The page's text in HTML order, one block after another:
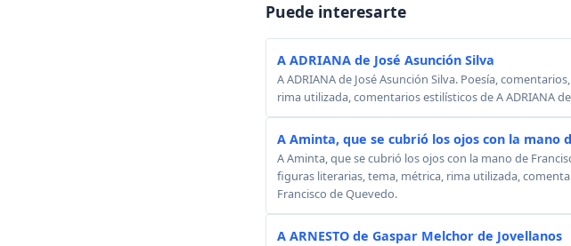
Puede interesarte
A ADRIANA de José Asunción Silva
A ADRIANA de José Asunción Silva. Poesía,
rima utilizada, comentarios estilísticos de A ADRIANA
A Aminta, que se cubrió los ojos con la mano
A Aminta, que se cubrió los ojos con la mano de
figuras literarias, tema, métrica, rima utilizada,
Francisco de Quevedo.
A ARNESTO de Gaspar Melchor de Jovellanos